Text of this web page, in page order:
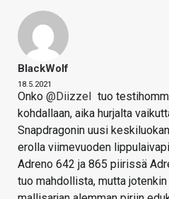
BlackWolf
18.5.2021
Onko @Diizzel
tuo
kohdallaan, aika hurjalta
Snapdragonin uusi
erolla viimevuoden
Adreno 642 ja 865 piirissä
tuo mahdollista, mutta